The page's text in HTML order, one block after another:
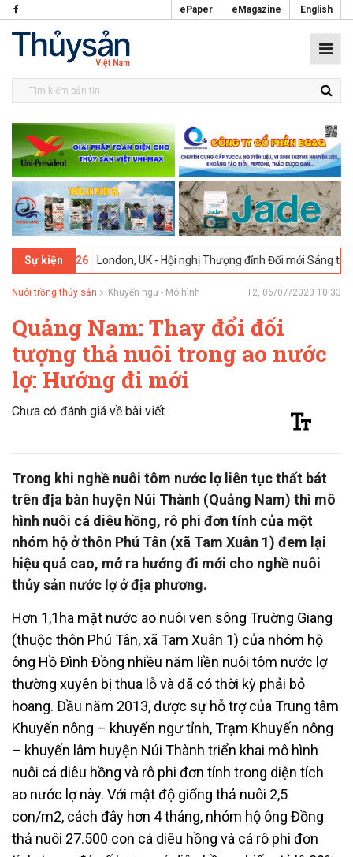
ePaper eMagazine English
Sự kiện
02-2026 London, UK - Hội nghị Thượng đỉnh Đổi mới Sáng tạo trong
Nuôi trồng thủy sản Khuyến ngư - Mô hình T2, 06/07/2020 10:33
Quảng Nam: Thay đổi đối
tượng thả nuôi trong ao nước
lợ: Hướng đi mới
Chưa có đánh giá về bài viết
Trong khi nghề nuôi tôm nước lợ liên tục thất bát
trên địa bàn huyện Núi Thành (Quảng Nam) thì mô
hình nuôi cá diêu hồng, rô phi đơn tính của một
nhóm hộ ở thôn Phú Tân (xã Tam Xuân 1) đem lại
hiệu quả cao, mở ra hướng đi mới cho nghề nuôi
thủy sản nước lợ ở địa phương.
Hơn 1,1ha mặt nước ao nuôi ven sông Truờng Giang
(thuộc thôn Phú Tân, xã Tam Xuân 1) của nhóm hộ
ông Hồ Đình Đồng nhiều năm liền nuôi tôm nước lợ
thường xuyên bị thua lỗ và đã có thời kỳ phải bỏ
hoang. Đầu năm 2013, được sự hỗ trợ của Trung tâm
Khuyến nông – khuyến ngư tỉnh, Trạm Khuyến nông
– khuyến lâm huyện Núi Thành triển khai mô hình
nuôi cá diêu hồng và rô phi đơn tính trong diện tích
ao nước lợ này. Với mật độ giống thả nuôi 2,5
con/m2, cách đây hơn 4 tháng, nhóm hộ ông Đồng
thả nuôi 27.500 con cá diêu hồng và cá rô phi đơn